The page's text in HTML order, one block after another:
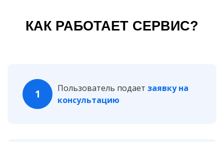
КАК РАБОТАЕТ СЕРВИС?
1 Пользователь подает заявку на
консультацию